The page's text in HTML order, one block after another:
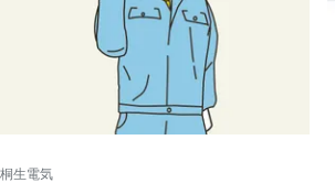
桐生電気